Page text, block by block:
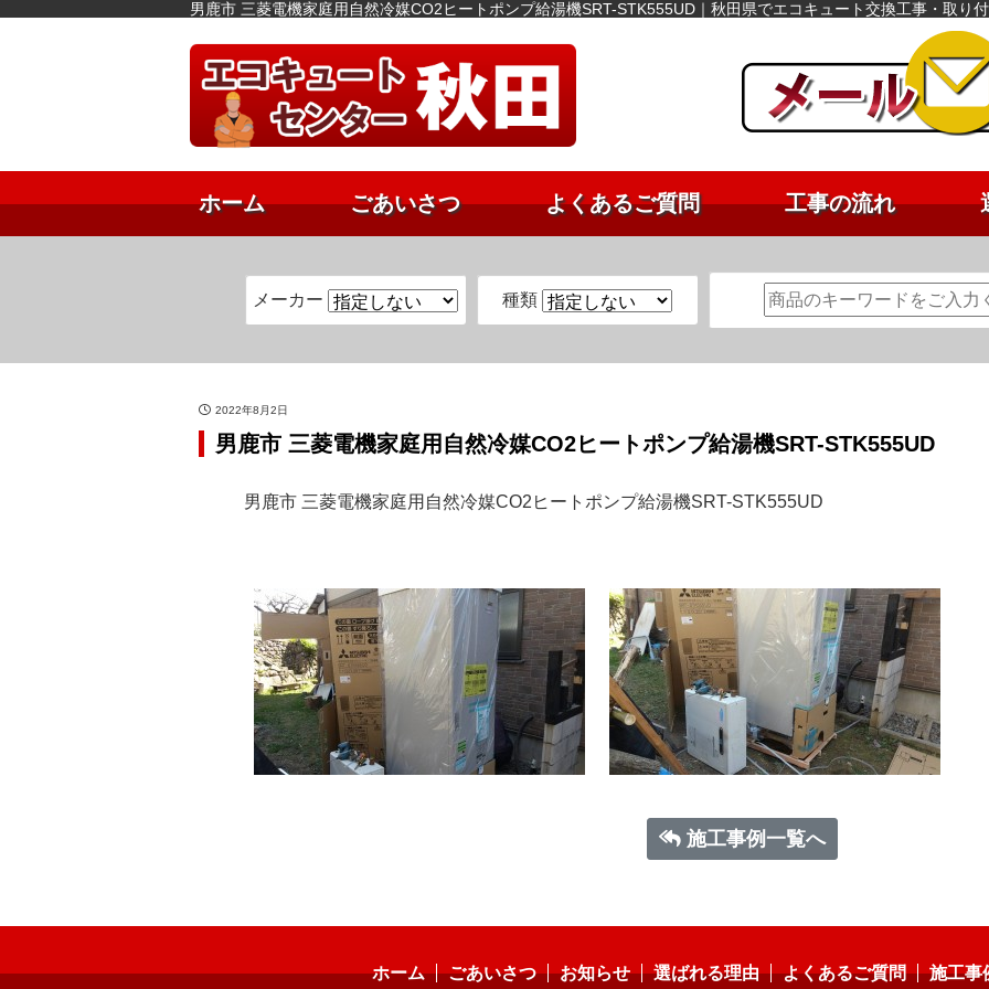
男鹿市 三菱電機家庭用自然冷媒CO2ヒートポンプ給湯機SRT-STK555UD｜秋田県でエコキュート交換工事・取り
ホーム ごあいさつ よくあるご質問 工事の流れ
メーカー 種類
2022年8月2日
男鹿市 三菱電機家庭用自然冷媒CO2ヒートポンプ給湯機SRT-STK555UD
男鹿市 三菱電機家庭用自然冷媒CO2ヒートポンプ給湯機SRT-STK555UD
施工事例一覧へ
ホーム ごあいさつ お知らせ 選ばれる理由 よくあるご質問 施工事